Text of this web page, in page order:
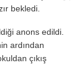
bekledi.
anons edildi.
ardından
çıkış